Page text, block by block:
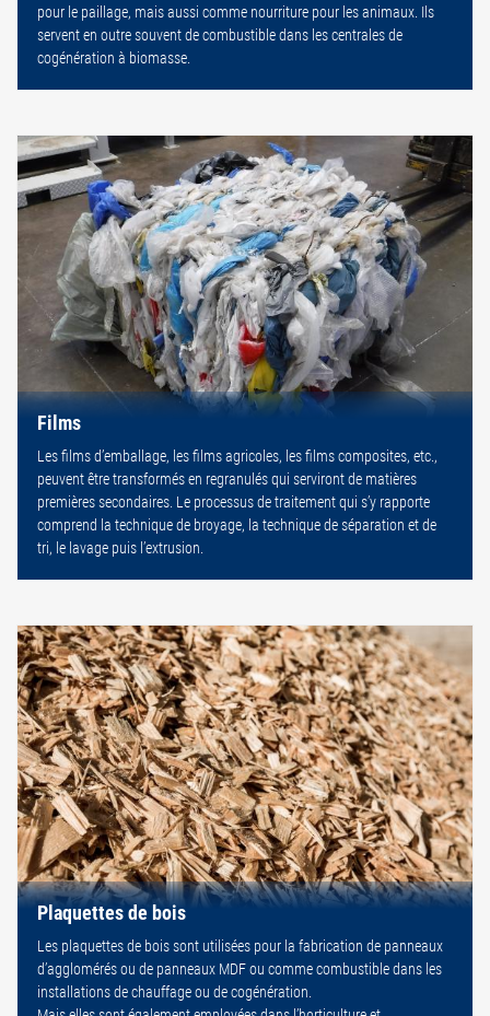
pour le paillage, mais aussi comme nourriture pour les animaux. Ils
servent en outre souvent de combustible dans les centrales de
cogénération à biomasse.
Films
Les films d’emballage, les films agricoles, les films composites, etc.,
peuvent être transformés en regranulés qui serviront de matières
premières secondaires. Le processus de traitement qui s’y rapporte
comprend la technique de broyage, la technique de séparation et de
tri, le lavage puis l’extrusion.
Plaquettes de bois
Les plaquettes de bois sont utilisées pour la fabrication de panneaux
d’agglomérés ou de panneaux MDF ou comme combustible dans les
installations de chauffage ou de cogénération.